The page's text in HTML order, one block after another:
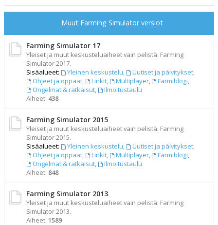
Muut Farming Simulator versiot
Farming Simulator 17
Yleiset ja muut keskusteluaiheet vain pelistä: Farming
Simulator 2017.
Sisäalueet:
Yleinen keskustelu, Uutiset ja päivitykset,
Ohjeet ja oppaat, Linkit, Multiplayer, Farmiblogi,
Ongelmat & ratkaisut,
Ilmoitustaulu
Aiheet: 438
Farming Simulator 2015
Yleiset ja muut keskusteluaiheet vain pelistä: Farming
Simulator 2015.
Sisäalueet:
Yleinen keskustelu, Uutiset ja päivitykset,
Ohjeet ja oppaat, Linkit, Multiplayer, Farmiblogi,
Ongelmat & ratkaisut,
Ilmoitustaulu
Aiheet: 848
Farming Simulator 2013
Yleiset ja muut keskusteluaiheet vain pelistä: Farming
Simulator 2013.
Aiheet: 1589